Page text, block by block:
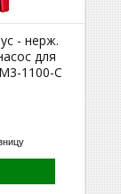
- нерж.
для
1100-С